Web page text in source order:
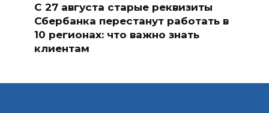
С 27 августа старые реквизиты
Сбербанка перестанут работать в
10 регионах: что важно знать
клиентам